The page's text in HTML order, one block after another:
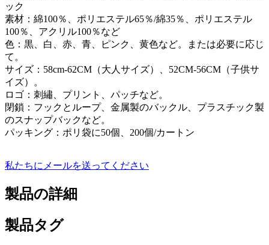
ック
素材：綿100％、ポリエステル65％/綿35％、ポリエステル
100％、アクリル100％など
色：黒、白、赤、青、ピンク、黄色など。または必要に応じ
て。
サイズ：58cm-62CM（大人サイズ）、52CM-56CM（子供サ
イズ）。
ロゴ：刺繡、プリント、パッチなど。
閉鎖：フックとループ、金属製のバックル、プラスチック製
のスナップバックなど。
パッキング：ポリ袋に50個、200個/カートン
私たちにメールを送ってください
製品の詳細
製品タグ